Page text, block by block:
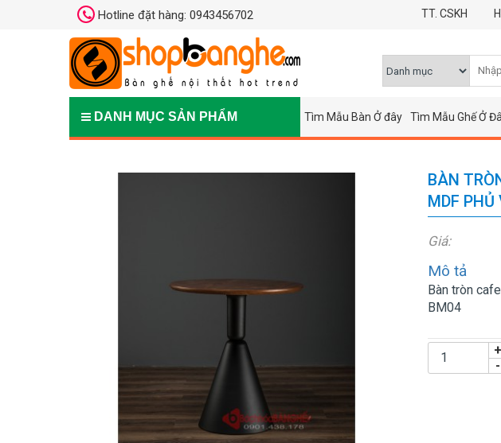
Hotline đặt hàng: 0943456702 TT. CSKH
DANH MỤC SẢN PHẨM Tìm Mẫu Bàn Ở đây Tìm Mẫu Ghế Ở
BÀN
MDF PHỦ
Giá:
Mô tả
Bàn tròn
BM04
-
+